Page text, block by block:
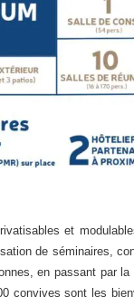
et
de séminaires,
en passant par
convives sont les